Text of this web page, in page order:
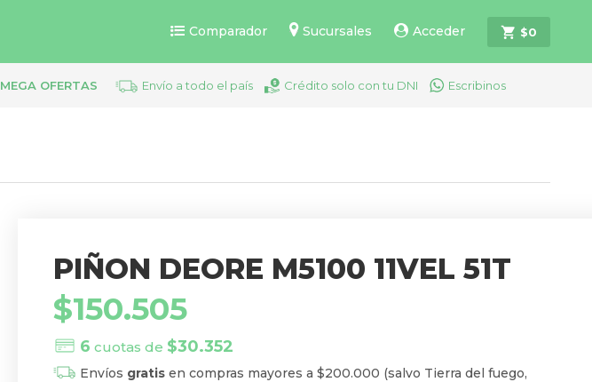
Comparador Sucursales Acceder $0
MEGA OFERTAS Envío a todo el país Crédito solo con tu DNI Escribinos
PIÑON DEORE M5100 11VEL 51T
$150.505
6 cuotas de $30.352
Envíos gratis en compras mayores a $200.000 (salvo Tierra del fuego,